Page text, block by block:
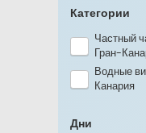
Категории
Частный
Гран-
Водные
Канария
Дни